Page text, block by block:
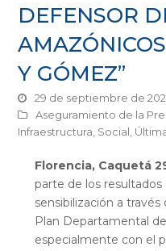
DEFENSOR
Y GÓMEZ”
29 de septiembre de
Aseguramiento de la
Infraestructura, Social,
Florencia, Caquetá
parte de los
sensibilización a
Plan Departamental
especialmente con el